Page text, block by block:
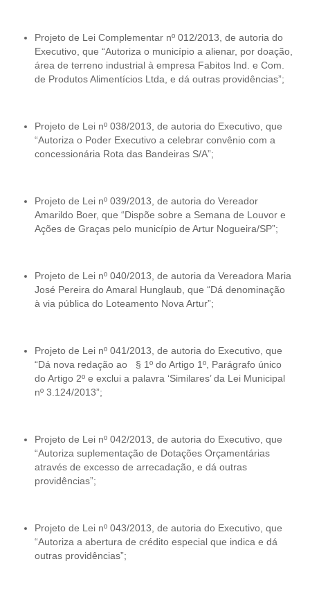
Projeto de Lei Complementar nº 012/2013, de autoria do
Executivo, que “Autoriza o município a alienar, por doação,
área de terreno industrial à empresa Fabitos Ind. e Com.
de Produtos Alimentícios Ltda, e dá outras providências”;
Projeto de Lei nº 038/2013, de autoria do Executivo, que
“Autoriza o Poder Executivo a celebrar convênio com a
concessionária Rota das Bandeiras S/A”;
Projeto de Lei nº 039/2013, de autoria do Vereador
Amarildo Boer, que “Dispõe sobre a Semana de Louvor e
Ações de Graças pelo município de Artur Nogueira/SP”;
Projeto de Lei nº 040/2013, de autoria da Vereadora Maria
José Pereira do Amaral Hunglaub, que “Dá denominação
à via pública do Loteamento Nova Artur”;
Projeto de Lei nº 041/2013, de autoria do Executivo, que
“Dá nova redação ao § 1º do Artigo 1º, Parágrafo único
do Artigo 2º e exclui a palavra ‘Similares’ da Lei Municipal
nº 3.124/2013”;
Projeto de Lei nº 042/2013, de autoria do Executivo, que
“Autoriza suplementação de Dotações Orçamentárias
através de excesso de arrecadação, e dá outras
providências”;
Projeto de Lei nº 043/2013, de autoria do Executivo, que
“Autoriza a abertura de crédito especial que indica e dá
outras providências”;